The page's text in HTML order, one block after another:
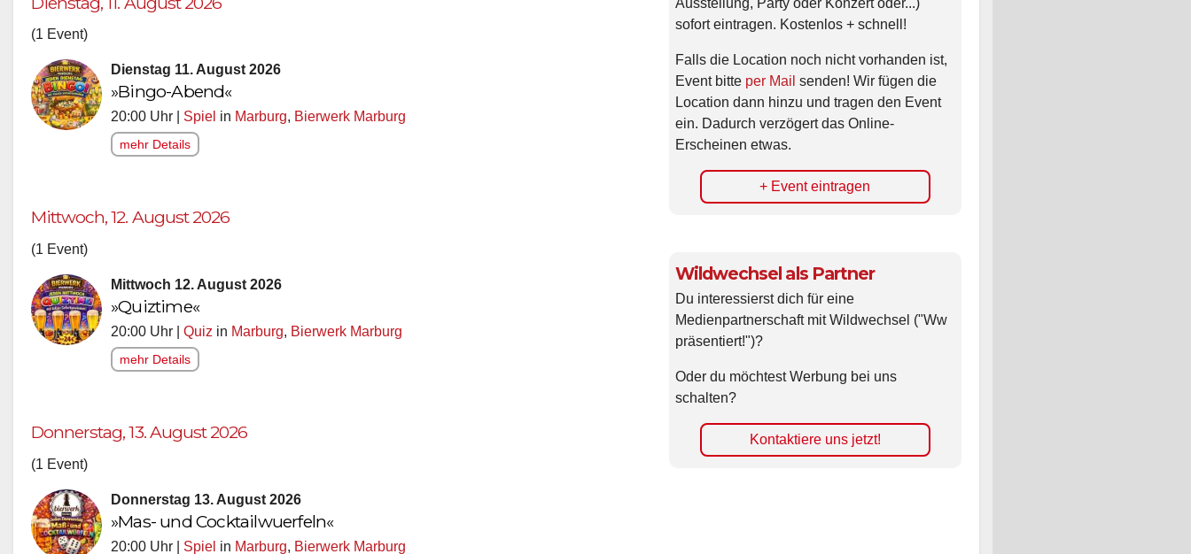
(1 Event)
Dienstag 11. August 2026
»Bingo-Abend«
20:00 Uhr | Spiel in Marburg, Bierwerk Marburg
mehr Details
Mittwoch, 12. August 2026
(1 Event)
Mittwoch 12. August 2026
»Quiztime«
20:00 Uhr | Quiz in Marburg, Bierwerk Marburg
mehr Details
Donnerstag, 13. August 2026
(1 Event)
Donnerstag 13. August 2026
»Mas- und Cocktailwuerfeln«
20:00 Uhr | Spiel in Marburg, Bierwerk Marburg
Ausstellung, Party oder Konzert oder...)
sofort eintragen. Kostenlos + schnell!
Falls die Location noch nicht vorhanden ist,
Event bitte per Mail senden! Wir fügen die
Location dann hinzu und tragen den Event
ein. Dadurch verzögert das Online-
Erscheinen etwas.
+ Event eintragen
Wildwechsel als Partner
Du interessierst dich für eine
Medienpartnerschaft mit Wildwechsel ("Ww
präsentiert!")?
Oder du möchtest Werbung bei uns
schalten?
Kontaktiere uns jetzt!